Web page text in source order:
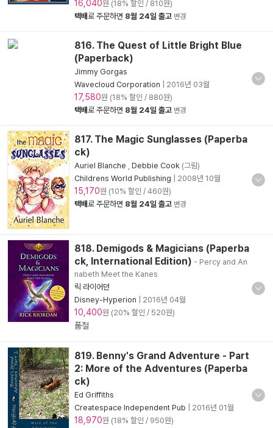
16,040원 (18% 할인 / 810원)
택배로 주문하면 8월 24일 출고 변경
816. The Quest of Little Bright Blue
(Paperback)
Jimmy Gorgas
Wavecloud Corporation
2016년 03월
17,580원 (18% 할인 / 880원)
택배로 주문하면 8월 24일 출고 변경
817. The Magic Sunglasses (Paperba
ck)
Auriel Blanche Debbie Cook (그림)
Childrens World Publishing
2008년 10월
15,170원 (10% 할인 / 460원)
택배로 주문하면 8월 24일 출고 변경
818. Demigods & Magicians (Paperba
ck, International Edition) - Percy and An
nabeth Meet the Kanes
릭 라이어던
Disney-Hyperion
2016년 04월
10,400원 (20% 할인 / 520원)
품절
819. Benny's Grand Adventure - Part
2: More of the Adventures (Paperba
ck)
Ed Griffiths
Createspace Independent Pub
2016년 01월
18,970원 (18% 할인 / 950원)